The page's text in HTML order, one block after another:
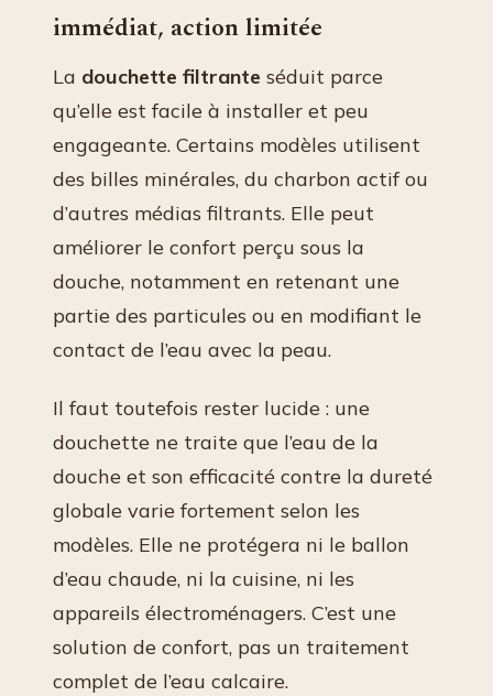
immédiat, action limitée
La douchette filtrante séduit parce
qu’elle est facile à installer et peu
engageante. Certains modèles utilisent
des billes minérales, du charbon actif ou
d’autres médias filtrants. Elle peut
améliorer le confort perçu sous la
douche, notamment en retenant une
partie des particules ou en modifiant le
contact de l’eau avec la peau.
Il faut toutefois rester lucide : une
douchette ne traite que l’eau de la
douche et son efficacité contre la dureté
globale varie fortement selon les
modèles. Elle ne protégera ni le ballon
d’eau chaude, ni la cuisine, ni les
appareils électroménagers. C’est une
solution de confort, pas un traitement
complet de l’eau calcaire.